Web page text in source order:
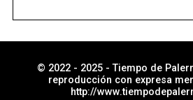
© 2022 - 2025 - Tiempo de
reproducción con expresa
http://